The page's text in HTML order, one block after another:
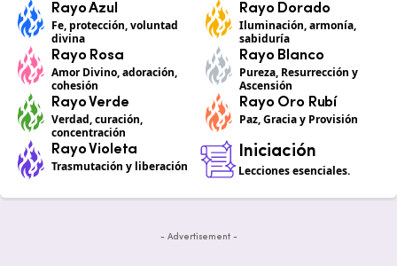
Rayo Azul
Fe, protección, voluntad
divina
Rayo Dorado
Iluminación, armonía,
sabiduría
Rayo Rosa
Amor Divino, adoración,
cohesión
Rayo Blanco
Pureza, Resurrección y
Ascensión
Rayo Verde
Verdad, curación,
concentración
Rayo Oro Rubí
Paz, Gracia y Provisión
Rayo Violeta
Trasmutación y liberación
Iniciación
Lecciones esenciales.
- Advertisement -